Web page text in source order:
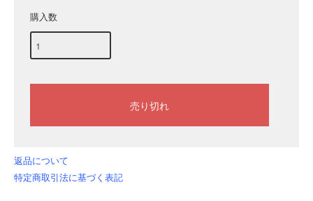
購入数
返品について
特定商取引法に基づく表記